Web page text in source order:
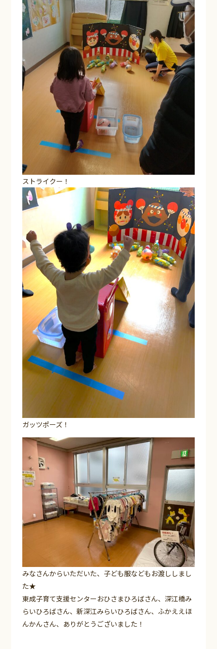
ストライクー！
ガッツポーズ！
みなさんからいただいた、子ども服などもお渡ししまし
た★
東成子育て支援センターおひさまひろばさん、深江橋み
らいひろばさん、新深江みらいひろばさん、ふかええほ
んかんさん、ありがとうございました！